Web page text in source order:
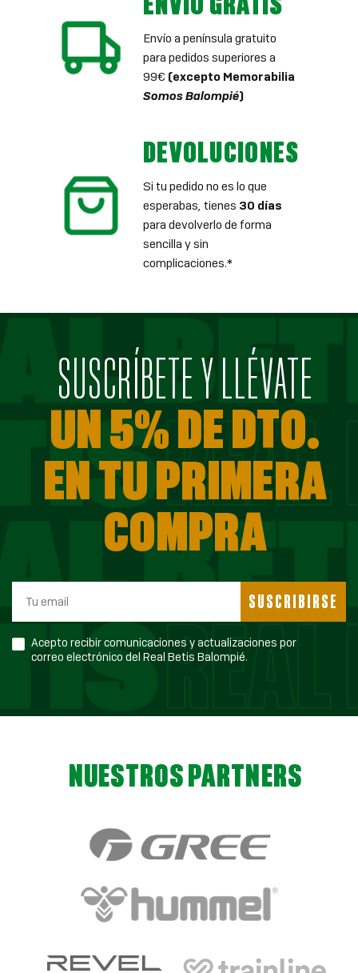
Envío a península gratuito
para pedidos superiores a
99€ (excepto Memorabilia
Somos Balompié)
DEVOLUCIONES
Si tu pedido no es lo que
esperabas, tienes 30 días
para devolverlo de forma
sencilla y sin
complicaciones.*
SUSCRÍBETE Y LLÉVATE
UN 5% DE DTO.
EN TU PRIMERA
COMPRA
SUSCRIBIRSE
Acepto recibir comunicaciones y actualizaciones por
correo electrónico del Real Betis Balompié.
NUESTROS PARTNERS